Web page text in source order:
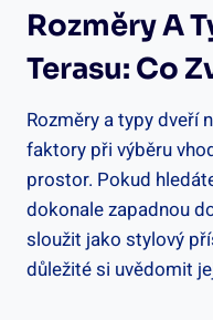
Rozměry A
Terasu: Co
Rozměry a typy dveří
faktory při výběru
prostor. Pokud
dokonale zapadnou
sloužit jako stylový
důležité si uvědomit